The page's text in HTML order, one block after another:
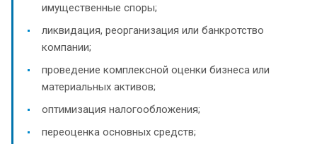
имущественные споры;
ликвидация, реорганизация или банкротство
компании;
проведение комплексной оценки бизнеса или
материальных активов;
оптимизация налогообложения;
переоценка основных средств;